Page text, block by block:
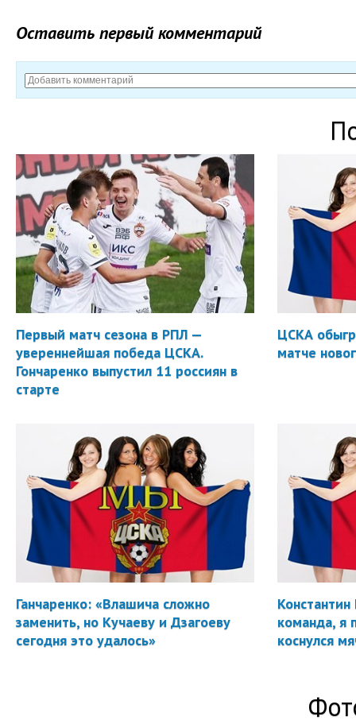
Оставить первый комментарий
Первый матч сезона в РПЛ —
увереннейшая победа ЦСКА.
Гончаренко выпустил 11 россиян в
старте
ЦСКА
матче
Ганчаренко: «Влашича сложно
заменить, но Кучаеву и Дзагоеву
сегодня это удалось»
Константин
команда, я
коснулся